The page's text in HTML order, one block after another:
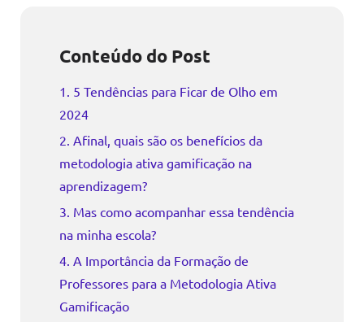
Conteúdo do Post
1. 5 Tendências para Ficar de Olho em
2024
2. Afinal, quais são os benefícios da
metodologia ativa gamificação na
aprendizagem?
3. Mas como acompanhar essa tendência
na minha escola?
4. A Importância da Formação de
Professores para a Metodologia Ativa
Gamificação